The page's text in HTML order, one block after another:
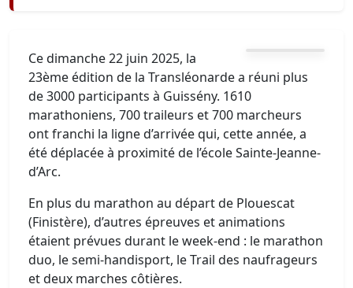
Ce dimanche 22 juin 2025, la
23ème édition de la Transléonarde a réuni plus
de 3000 participants à Guissény. 1610
marathoniens, 700 traileurs et 700 marcheurs
ont franchi la ligne d’arrivée qui, cette année, a
été déplacée à proximité de l’école Sainte-Jeanne-
d’Arc.
En plus du marathon au départ de Plouescat
(Finistère), d’autres épreuves et animations
étaient prévues durant le week-end : le marathon
duo, le semi-handisport, le Trail des naufrageurs
et deux marches côtières.